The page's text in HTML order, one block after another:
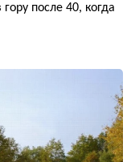
после 40, когда